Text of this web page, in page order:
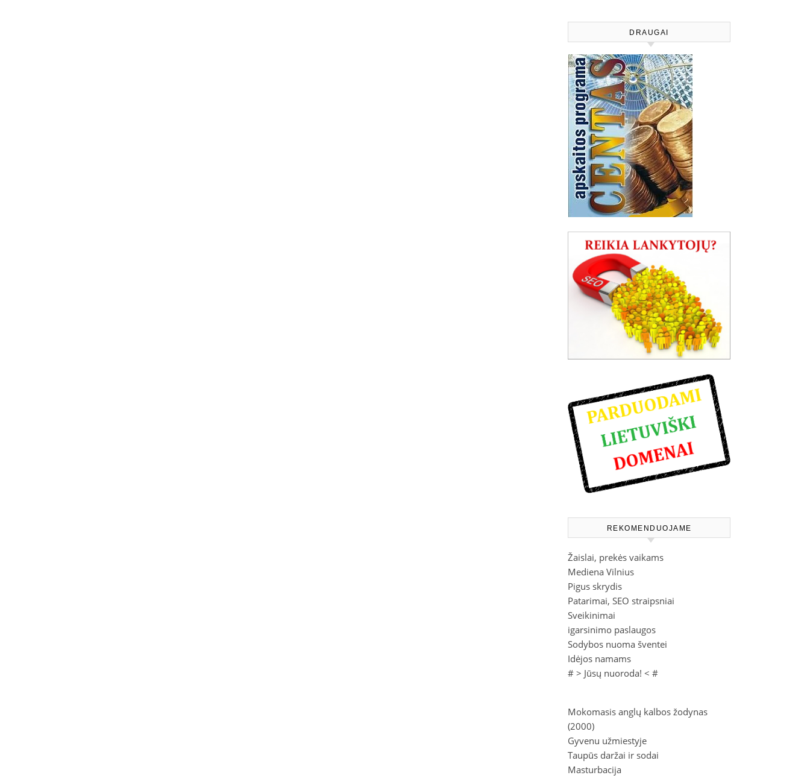
DRAUGAI
REKOMENDUOJAME
Žaislai, prekės vaikams
Mediena Vilnius
Pigus skrydis
Patarimai, SEO straipsniai
Sveikinimai
igarsinimo paslaugos
Sodybos nuoma šventei
Idėjos namams
# > Jūsų nuoroda! < #
Mokomasis anglų kalbos žodynas
(2000)
Gyvenu užmiestyje
Taupūs daržai ir sodai
Masturbacija